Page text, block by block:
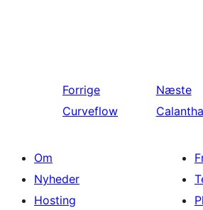
Forrige
Curveflow
Næste
Om
Nyheder
Hosting